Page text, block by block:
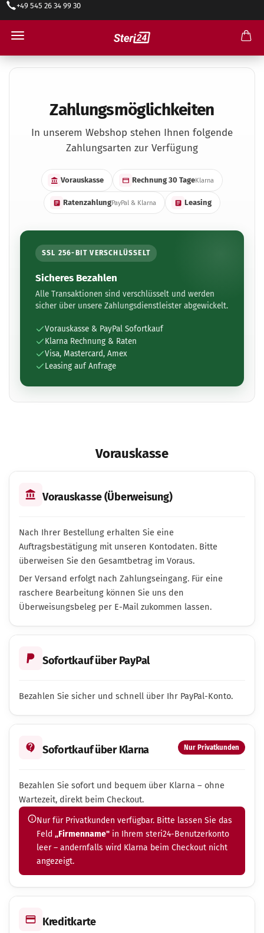
+49 545 26 34 99 30
Zahlungsarten
Zahlungs­möglichkeiten
In unserem Webshop stehen Ihnen folgende
Zahlungsarten zur Verfügung
Vorauskasse Rechnung 30 TageKlarna
RatenzahlungPayPal & Klarna Leasing
SSL 256-BIT VERSCHLÜSSELT
Sicheres Bezahlen
Alle Transaktionen sind verschlüsselt und werden
sicher über unsere Zahlungsdienstleister abgewickelt.
Vorauskasse & PayPal Sofortkauf
Klarna Rechnung & Raten
Visa, Mastercard, Amex
Leasing auf Anfrage
Vorauskasse
Vorauskasse (Überweisung)
Nach Ihrer Bestellung erhalten Sie eine
Auftragsbestätigung mit unseren Kontodaten. Bitte
überweisen Sie den Gesamtbetrag im Voraus.
Der Versand erfolgt nach Zahlungseingang. Für eine
raschere Bearbeitung können Sie uns den
Überweisungsbeleg per E-Mail zukommen lassen.
Sofortkauf über PayPal
Bezahlen Sie sicher und schnell über Ihr PayPal-Konto.
Sofortkauf über Klarna Nur Privatkunden
Bezahlen Sie sofort und bequem über Klarna – ohne
Wartezeit, direkt beim Checkout.
Nur für Privatkunden verfügbar. Bitte lassen Sie das
Feld „Firmenname" in Ihrem steri24-Benutzerkonto
leer – andernfalls wird Klarna beim Checkout nicht
angezeigt.
Kreditkarte